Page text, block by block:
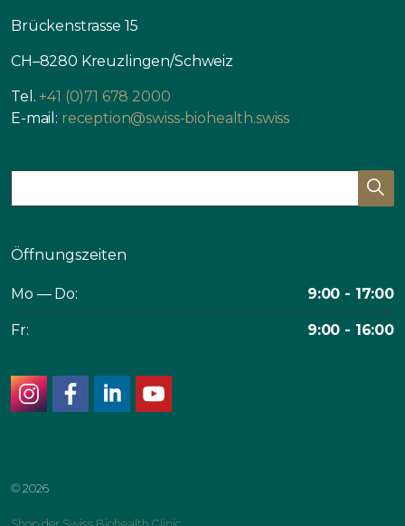
Brückenstrasse 15
CH–8280 Kreuzlingen/Schweiz
Tel. +41 (0)71 678 2000
E-mail: reception@swiss-biohealth.swiss
Öffnungszeiten
Mo — Do: 9:00 - 17:00
Fr: 9:00 - 16:00
© 2026